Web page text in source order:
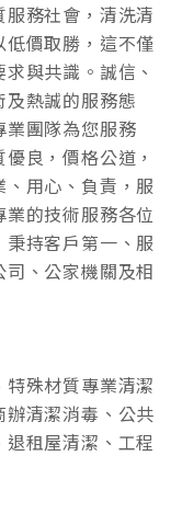
服務社會，清洗清
價取勝，這不僅
與共識。誠信、
熱誠的服務態
業團隊為您服務
良，價格公道，
用心、負責，服
的技術服務各位
持客戶第一、服
、公家機關及相
殊材質專業清潔
清潔消毒、公共
租屋清潔、工程